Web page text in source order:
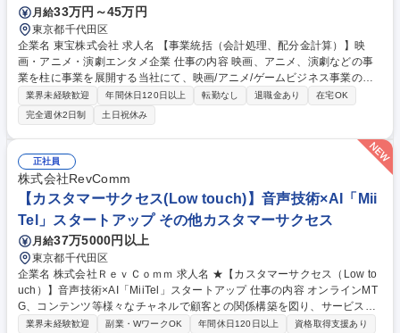
月給33万円～45万円
東京都千代田区
企業名 東宝株式会社 求人名 【事業統括（会計処理、配分金計算）】映
画・アニメ・演劇エンタメ企業 仕事の内容 映画、アニメ、演劇などの事
業を柱に事業を展開する当社にて、映画/アニメ/ゲームビジネス事業の戦
略推進における会計処理、配分金計算をお任せします。※経理・財務経験
者歓迎です。 ・映画/アニメ事業の会計伝票処理を主とした経理業務・損
益計算 ・各作品の著作権者(幹事会社・ライセンサー・原作者・脚本家・
監督等)に対する配分および権利処理業務(レポート作成・報告・支払等) ・
上記の業務で使用する配分金計算システムの管理・運用 ・各営業部門にま
たがる庶務業務 募集職種 【事業統括（会計処理、配分金計算）】映画・
アニメ・演劇エンタメ企業
業界未経験歓迎 年間休日120日以上 転勤なし 退職金あり
在宅OK
完全週休2日制
土日祝休み
正社員
株式会社RevComm
【カスタマーサクセス(Low touch)】音声技術×AI「Mii
Tel」スタートアップ その他カスタマーサクセス
月給37万5000円以上
東京都千代田区
企業名 株式会社ＲｅｖＣｏｍｍ 求人名 ★【カスタマーサクセス（Low to
uch）】音声技術×AI「MiiTel」スタートアップ 仕事の内容 オンラインMT
G、コンテンツ等様々なチャネルで顧客との関係構築を図り、サービスの
利用が定着するための手法や手段を考え、企画します。 ※TechtouchとHi
業界未経験歓迎 副業・WワークOK 年間休日120日以上
資格取得支援あり